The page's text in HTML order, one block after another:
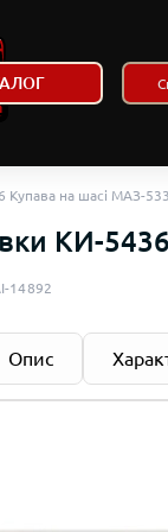
на шасі МАЗ-
КИ-5436
14892
Опис